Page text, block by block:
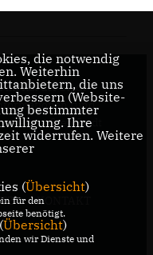
Rat der Stadt
rund
Stadt
KONTAKT
die notwendig
Weiterhin
die uns
(Website-
bestimmter
Ihre
widerrufen. Weitere
(Übersicht)
für den
benötigt.
Übersicht)
wir Dienste und